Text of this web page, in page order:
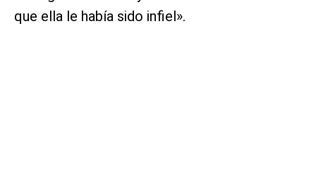
que ella le había sido infiel».